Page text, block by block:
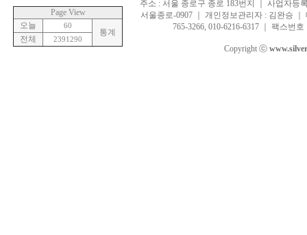
Page View
오늘
60
통계
전체 2391290
주소 : 서울 종로구 종로 183번지 ｜ 사업자등
서울종로-0907 ｜ 개인정보관리자 : 김완승
765-3266, 010-6216-6317 ｜ 팩스번
Copyright ⓒ